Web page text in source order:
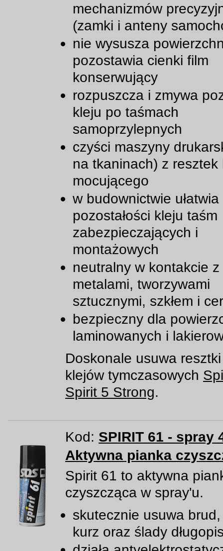
mechanizmów
(zamki i anteny
nie wysusza
pozostawia cienki film
konserwujący
rozpuszcza i zmywa
kleju po taśmach
samoprzylepnych
czyści maszyny
na tkaninach) z resztek
mocującego
w budownictwie
pozostałości kleju taśm
zabezpieczających i
montażowych
neutralny w kontakcie z
metalami, tworzywami
sztucznymi, szkłem i
bezpieczny dla
laminowanych i
Doskonale usuwa
klejów tymczasowych
Spirit 5 Strong.
Kod: SPIRIT 61 - spray
Aktywna pianka
Spirit 61 to aktywna
czyszcząca w spray'u.
skutecznie usuwa brud,
kurz oraz ślady